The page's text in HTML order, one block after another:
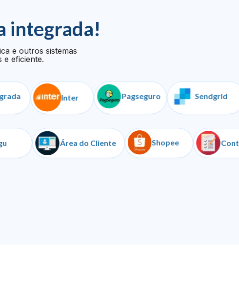
integrada!
e outros sistemas
e eficiente.
Inter Pagseguro Sendgrid
Iugu Área do Cliente Shopee